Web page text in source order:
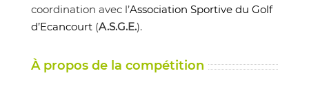
coordination avec l’Association Sportive du Golf
d’Ecancourt (A.S.G.E.).
À propos de la compétition